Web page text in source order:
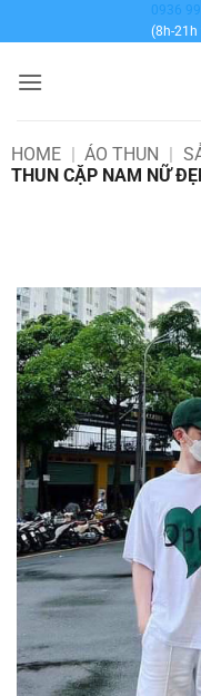
qua
dung
0936
(8h-21h
HOME | ÁO THUN |
THUN CẶP NAM NỮ